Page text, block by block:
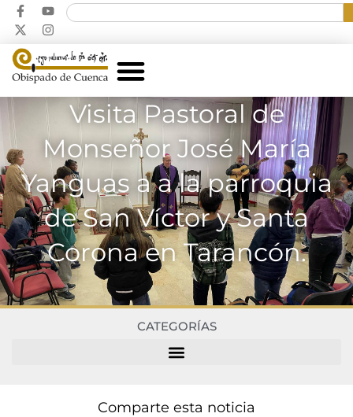
Visita Pastoral de
Monseñor José María
Yanguas a a la parroquia
de San Víctor y Santa
Corona en Tarancón.
CATEGORÍAS
Comparte esta noticia